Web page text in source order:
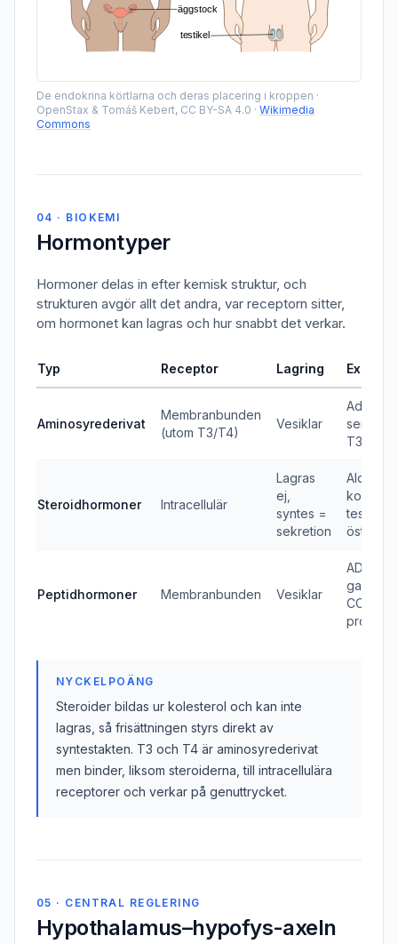
De endokrina körtlarna och deras placering i kroppen ·
OpenStax & Tomáš Kebert, CC BY-SA 4.0 · Wikimedia
Commons
04 · BIOKEMI
Hormontyper
Hormoner delas in efter kemisk struktur, och
strukturen avgör allt det andra, var receptorn sitter,
om hormonet kan lagras och hur snabbt det verkar.
Typ Receptor Lagring Exempel
Aminosyrederivat
Membranbunden
(utom T3/T4)
Vesiklar
T3, T4
Steroidhormoner Intracellulär
Lagras
ej,
syntes =
sekretion
kortisol,
Peptidhormoner Membranbunden Vesiklar
ADH,
gastrin,
CCK,
prolaktin
NYCKELPOÄNG
Steroider bildas ur kolesterol och kan inte
lagras, så frisättningen styrs direkt av
syntestakten. T3 och T4 är aminosyrederivat
men binder, liksom steroiderna, till intracellulära
receptorer och verkar på genuttrycket.
05 · CENTRAL REGLERING
Hypothalamus–hypofys-axeln